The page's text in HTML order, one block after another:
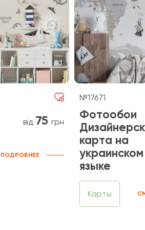
від 75 грн
№17671
Фотообои
карта на
украинском
языке
Карты